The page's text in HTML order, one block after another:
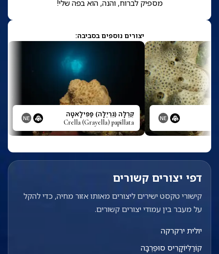
מספיק לברוח, והנה, הוא בפה שלי!
יצורים נוספים בסביבה:
NE קְרֶלָּה (גְּרֵיֶלָּה) פַּפִּילָאטָה
Crella (Grayella) papillata
NE
דפי יצורים קשורים
קישורי טקסט ישירים ליצורים מאותו אזור מחיה, כדי להקל
על מעבר בין עמודי יצורים קשורים.
יולית ירקרקה
קוֹרַלִּיוֹקָרִיס סוּפֶּרְבָּה